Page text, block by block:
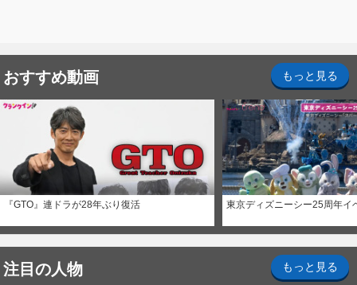
おすすめ動画 もっと見る
『GTO』連ドラが28年ぶり復活 東京ディズニーシー25周年イ
注目の人物 もっと見る